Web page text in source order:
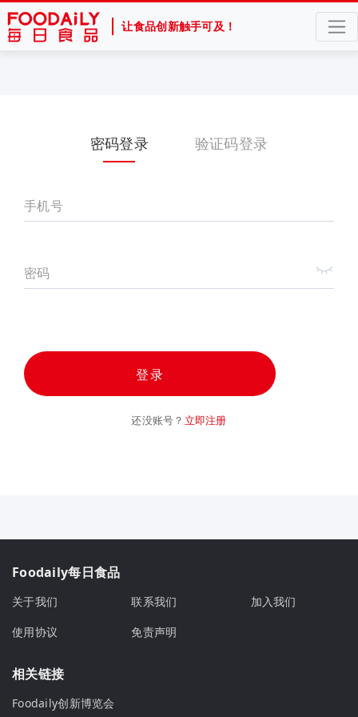
让食品创新触手可及！
密码登录 验证码登录
手机号
密码
登录
还没账号？ 立即注册
Foodaily每日食品
关于我们 联系我们
加入我们
使用协议
免责声明
相关链接
Foodaily创新博览会